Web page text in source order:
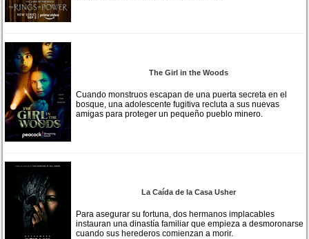
The Girl in the Woods
Cuando monstruos escapan de una puerta secreta en el
bosque, una adolescente fugitiva recluta a sus nuevas
amigas para proteger un pequeño pueblo minero.
La Caída de la Casa Usher
Para asegurar su fortuna, dos hermanos implacables
instauran una dinastía familiar que empieza a desmoronarse
cuando sus herederos comienzan a morir.